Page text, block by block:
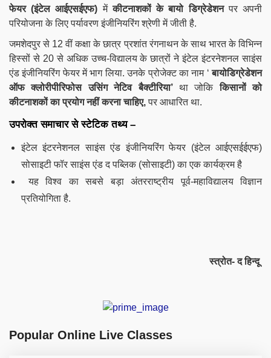
फेयर (इंटेल आईएसईएफ) मेंकीटनाशकों के बायो डिग्रेडेशनपर अपनी
परियोजना के लिए पर्यावरण इंजीनियरिंग श्रेणी में जीती है.
जमशेदपुर से 12 वीं कक्षा के छात्र प्रशांत रंगनाथन के साथ भारत के विभिन्न
हिस्सों से 20 से अधिक उच्च-विद्यालय के छात्रों ने इंटेल इंटरनेशनल साइंस
एंड इंजीनियरिंग फेयर में भाग लिया. उनके प्रोजेक्ट का नाम ‘बायोडिग्रेडेशन
ऑफ क्लोरीपीरिफोस उसिंग नेटिव बैक्टीरिया’ था जोकिकिसानों को
कीटनाशकों का प्रयोग नहीं करना चाहिए,पर आधारित था.
उपरोक्त समाचार से स्टेटिक तथ्य –
इंटेल इंटरनेशनल साइंस एंड इंजीनियरिंग फेयर (इंटेल आईएसईईएफ)
सोसाइटी फॉर साइंस एंड द पब्लिक (सोसाइटी) का एक कार्यक्रम है
यह विश्व का सबसे बड़ा अंतरराष्ट्रीय पूर्व-महाविद्यालय विज्ञान
प्रतियोगिता है.
स्त्रोत- द हिन्दू
Popular Online Live Classes